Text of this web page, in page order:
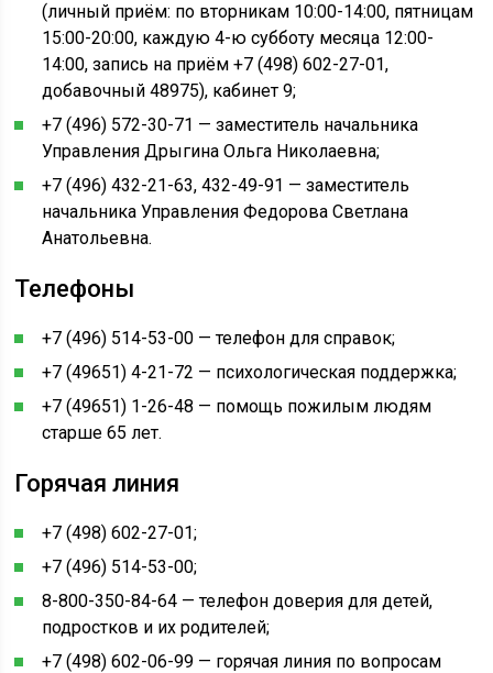
(личный приём: по вторникам 10:00-14:00, пятницам
15:00-20:00, каждую 4-ю субботу месяца 12:00-
14:00, запись на приём +7 (498) 602-27-01,
добавочный 48975), кабинет 9;
+7 (496) 572-30-71 — заместитель начальника
Управления Дрыгина Ольга Николаевна;
+7 (496) 432-21-63, 432-49-91 — заместитель
начальника Управления Федорова Светлана
Анатольевна.
Телефоны
+7 (496) 514-53-00 — телефон для справок;
+7 (49651) 4-21-72 — психологическая поддержка;
+7 (49651) 1-26-48 — помощь пожилым людям
старше 65 лет.
Горячая линия
+7 (498) 602-27-01;
+7 (496) 514-53-00;
8-800-350-84-64 — телефон доверия для детей,
подростков и их родителей;
+7 (498) 602-06-99 — горячая линия по вопросам